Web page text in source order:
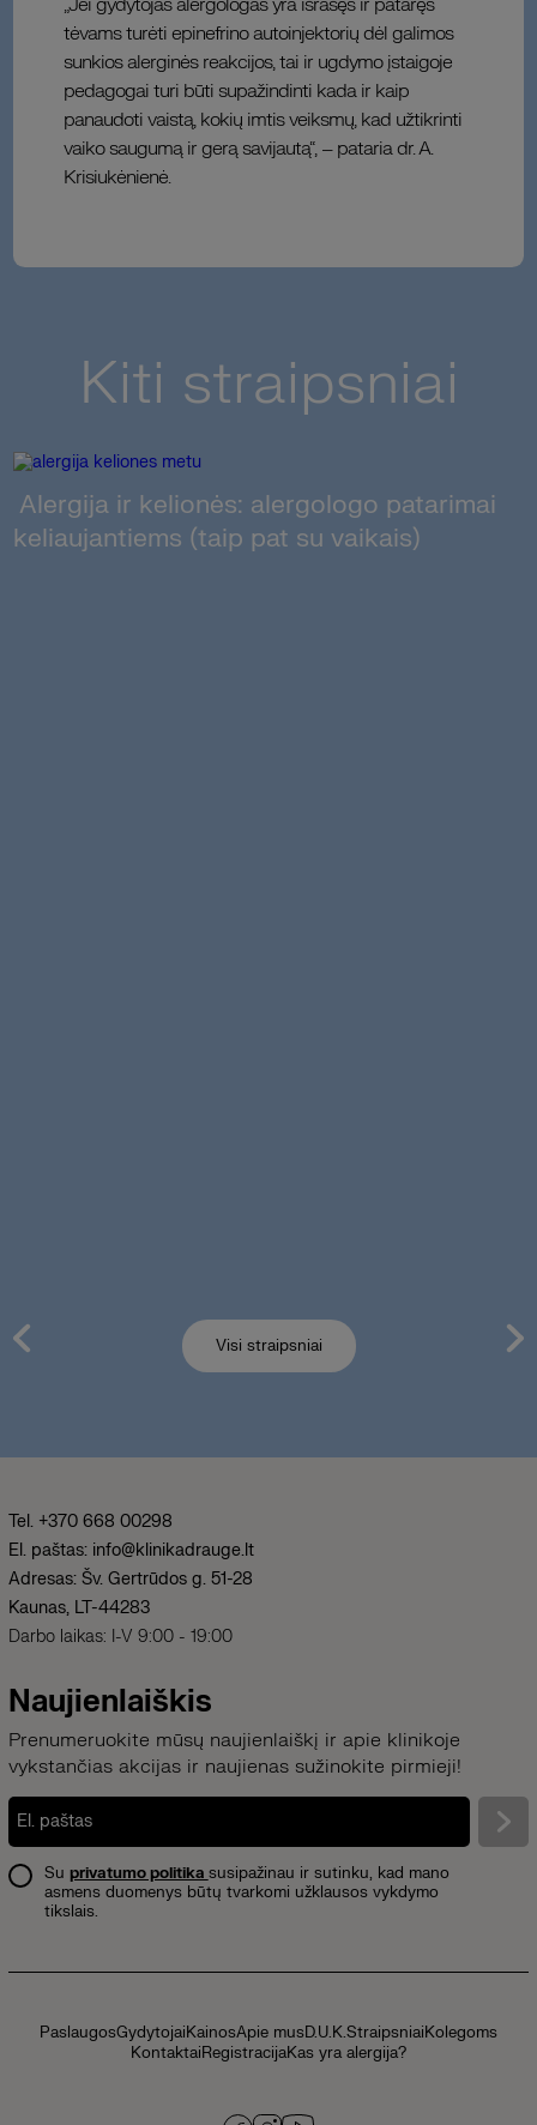
„Jei gydytojas alergologas yra išrašęs ir pataręs
tėvams turėti epinefrino autoinjektorių dėl galimos
sunkios alerginės reakcijos, tai ir ugdymo įstaigoje
pedagogai turi būti supažindinti kada ir kaip
panaudoti vaistą, kokių imtis veiksmų, kad užtikrinti
vaiko saugumą ir gerą savijautą“, – pataria dr. A.
Krisiukėnienė.
Kiti straipsniai
Alergija ir kelionės: alergologo patarimai
keliaujantiems (taip pat su vaikais)
Visi straipsniai
Tel. +370 668 00298
El. paštas: info@klinikadrauge.lt
Adresas: Šv. Gertrūdos g. 51-28
Kaunas, LT-44283
Darbo laikas: I-V 9:00 - 19:00
Naujienlaiškis
Prenumeruokite mūsų naujienlaiškį ir apie klinikoje
vykstančias akcijas ir naujienas sužinokite pirmieji!
Su privatumo politika susipažinau ir sutinku, kad mano
asmens duomenys būtų tvarkomi užklausos vykdymo
tikslais.
PaslaugosGydytojaiKainosApie musD.U.K.StraipsniaiKolegoms
KontaktaiRegistracijaKas yra alergija?